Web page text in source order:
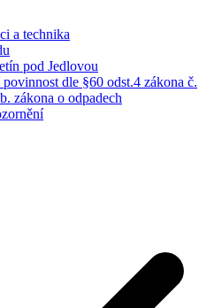
a technika
pod Jedlovou
dle §60 odst.4 zákona č.
zákona o odpadech